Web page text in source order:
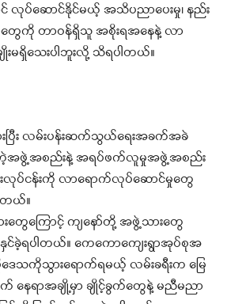
င် လုပ်ဆောင်နိုင်မယ့် အသိပညာပေးမှု၊ နည်း
ေကို တာဝန်ရှိသူ အစိုးရအနေနဲ့ လာ
မရှိသေးပါဘူးလို့ သိရပါတယ်။
ားပြီး လမ်းပန်းဆက်သွယ်ရေးအခက်အခဲ
အဖွဲ့အစည်းနဲ့ အရပ်ဖက်လူမှုအဖွဲ့အစည်း
လုပ်ငန်းကို လာရောက်လုပ်ဆောင်မှုတွေ
တယ်။
ေကြောင့် ကျနော်တို့ အဖွဲ့သားတွေ
းနှင်ခဲ့ရပါတယ်။ ကေကောကျေးရွာအုပ်စုအ
ေသကိုသွားရောက်ရမယ့် လမ်းခရီးက မြေ
ေရာအချို့မှာ ချိုင့်ခွက်တွေနဲ့ မညီမညာ